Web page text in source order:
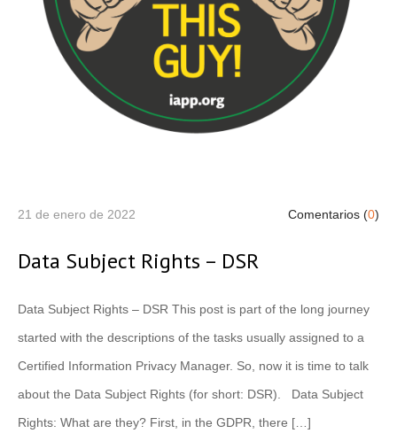
21 de enero de 2022 Comentarios (0)
Data Subject Rights – DSR
Data Subject Rights – DSR This post is part of the long journey
started with the descriptions of the tasks usually assigned to a
Certified Information Privacy Manager. So, now it is time to talk
about the Data Subject Rights (for short: DSR). Data Subject
Rights: What are they? First, in the GDPR, there […]